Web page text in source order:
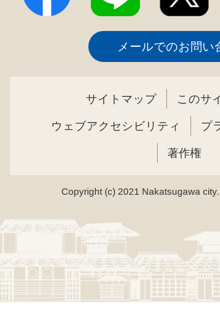
メールでのお問い
サイトマップ このサ
ウェブアクセシビリティ プ
著作権
Copyright (c) 2021 Nakatsugawa